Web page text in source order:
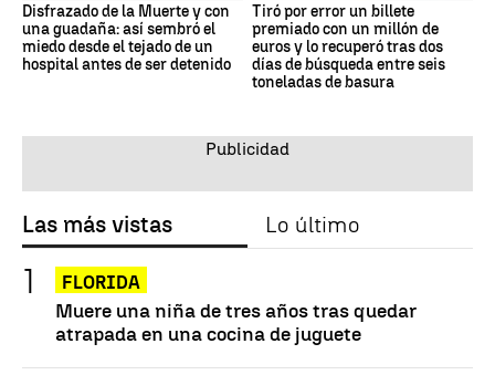
Disfrazado de la Muerte y con
una guadaña: así sembró el
miedo desde el tejado de un
hospital antes de ser detenido
Tiró por error un billete
premiado con un millón de
euros y lo recuperó tras dos
días de búsqueda entre seis
toneladas de basura
Las más vistas Lo último
FLORIDA
Muere una niña de tres años tras quedar
atrapada en una cocina de juguete